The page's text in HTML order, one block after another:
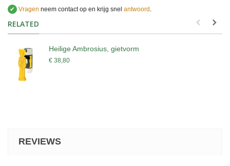
✔ Vragen neem contact op en krijg snel antwoord .
RELATED
Heilige Ambrosius, gietvorm
€ 38,80
REVIEWS